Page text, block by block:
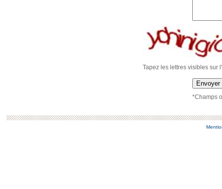
Tapez les lettres visibles sur
Envoyer
*Champs